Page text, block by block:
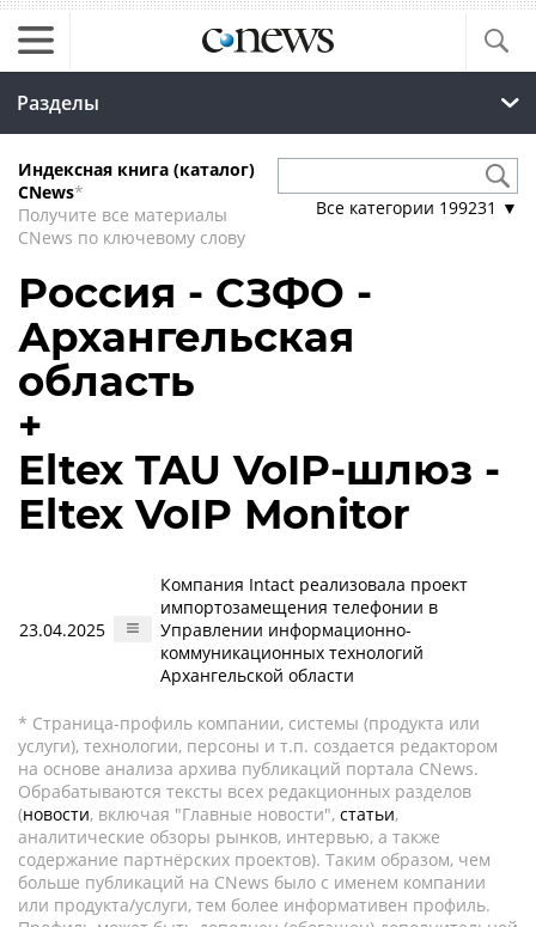
Разделы
Индексная книга (каталог)
CNews*
Получите все материалы
CNews по ключевому слову
Все категории 199231 ▼
Россия - СЗФО -
Архангельская
область
+
Eltex TAU VoIP-шлюз -
Eltex VoIP Monitor
23.04.2025
Компания Intact реализовала проект
импортозамещения телефонии в
Управлении информационно-
коммуникационных технологий
Архангельской области
* Страница-профиль компании, системы (продукта или
услуги), технологии, персоны и т.п. создается редактором
на основе анализа архива публикаций портала CNews.
Обрабатываются тексты всех редакционных разделов
(новости, включая "Главные новости", статьи,
аналитические обзоры рынков, интервью, а также
содержание партнёрских проектов). Таким образом, чем
больше публикаций на CNews было с именем компании
или продукта/услуги, тем более информативен профиль.